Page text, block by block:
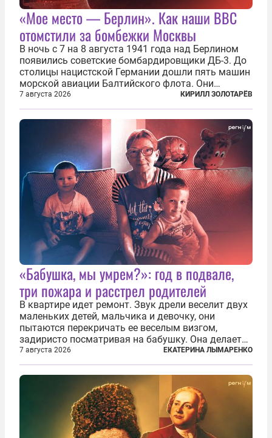
«Мое место — Берлин». Как наши ВВС
отомстили за бомбежки Москвы
В ночь с 7 на 8 августа 1941 года над Берлином
появились советские бомбардировщики ДБ-3. До
столицы нацистской Германии дошли пять машин
морской авиации Балтийского флота. Они
сбросили бомбы на город, который в тот момент
жил в полной уверенности, что война идет где-то
далеко на востоке, Красная...
7 августа 2026 КИРИЛЛ ЗОЛОТАРЁВ
«Бабушка, мы умрем?»: год в подвале,
три пожара и расстрел родителей
В квартире идет ремонт. Звук дрели веселит двух
маленьких детей, мальчика и девочку, они
пытаются перекричать ее веселым визгом,
задиристо посматривая на бабушку. Она делает
им замечание, но внуки чувствуют, что она
сердится невсерьез. И это правда: дрель, конечно,
сверлит противно, но всё...
7 августа 2026 ЕКАТЕРИНА ЛЫМАРЕНКО